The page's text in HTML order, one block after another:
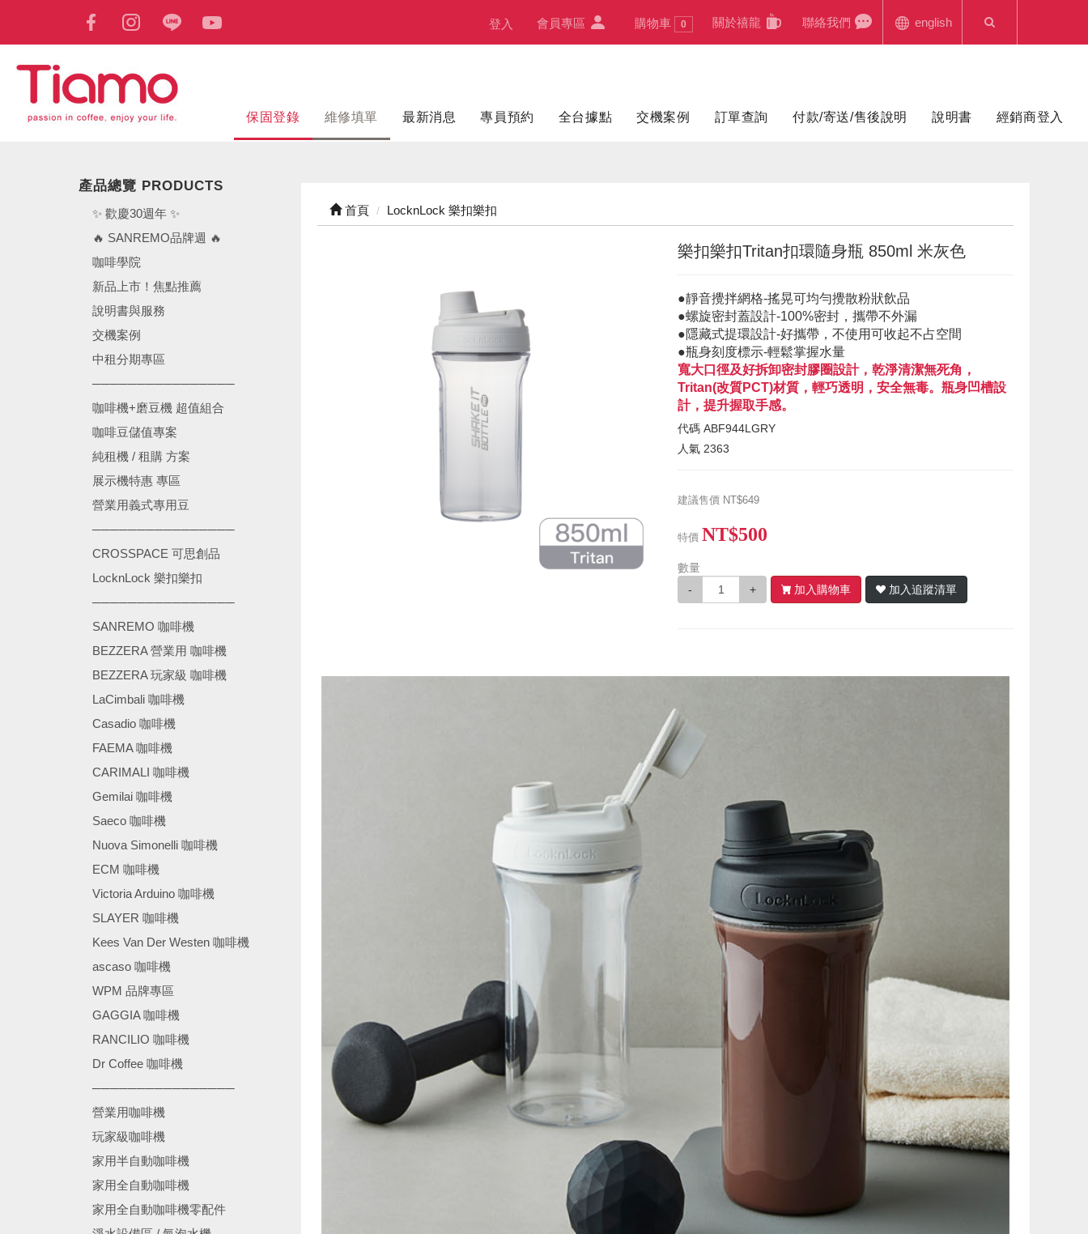
登入 會員專區 購物車 0 關於禧龍 聯絡我們 english
保固登錄 維修填單 最新消息 專員預約 全台據點 交機案例 訂單查詢 付款/寄送/售後說明 說明書 經銷商登入
產品總覽 PRODUCTS
✨ 歡慶30週年 ✨
🔥 SANREMO品牌週 🔥
咖啡學院
新品上市！焦點推薦
說明書與服務
交機案例
中租分期專區
────────────────
咖啡機+磨豆機 超值組合
咖啡豆儲值專案
純租機 / 租購 方案
展示機特惠 專區
營業用義式專用豆
────────────────
CROSSPACE 可思創品
LocknLock 樂扣樂扣
────────────────
SANREMO 咖啡機
BEZZERA 營業用 咖啡機
BEZZERA 玩家級 咖啡機
LaCimbali 咖啡機
Casadio 咖啡機
FAEMA 咖啡機
CARIMALI 咖啡機
Gemilai 咖啡機
Saeco 咖啡機
Nuova Simonelli 咖啡機
ECM 咖啡機
Victoria Arduino 咖啡機
SLAYER 咖啡機
Kees Van Der Westen 咖啡機
ascaso 咖啡機
WPM 品牌專區
GAGGIA 咖啡機
RANCILIO 咖啡機
Dr Coffee 咖啡機
────────────────
營業用咖啡機
玩家級咖啡機
家用半自動咖啡機
家用全自動咖啡機
家用全自動咖啡機零配件
首頁 LocknLock 樂扣樂扣
樂扣樂扣Tritan扣環隨身瓶 850ml 米灰色
●靜音攪拌網格-搖晃可均勻攪散粉狀飲品
●螺旋密封蓋設計-100%密封，攜帶不外漏
●隱藏式提環設計-好攜帶，不使用可收起不占空間
●瓶身刻度標示-輕鬆掌握水量
寬大口徑及好拆卸密封膠圈設計，乾淨清潔無死角，
Tritan(改質PCT)材質，輕巧透明，安全無毒。瓶身凹槽設
計，提升握取手感。
代碼 ABF944LGRY
人氣 2363
建議售價 NT$649
特價 NT$500
數量
-
+ 加入購物車 加入追蹤清單